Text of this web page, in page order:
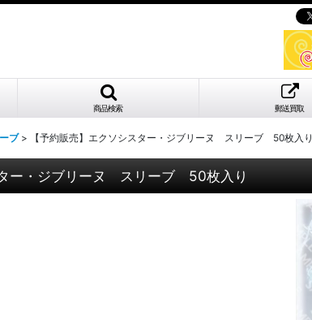
商品検索 郵送買取
ブ > 【予約販売】エクソシスター・ジブリーヌ スリーブ 50枚入り
ター・ジブリーヌ スリーブ 50枚入り